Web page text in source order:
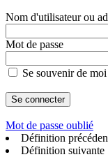
Nom d'utilisateur ou
Mot de passe
Se souvenir de moi
Mot de passe oublié
Définition
Définition suivante